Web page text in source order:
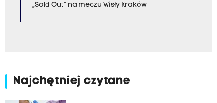
„Sold Out” na meczu Wisły Kraków
Najchętniej czytane